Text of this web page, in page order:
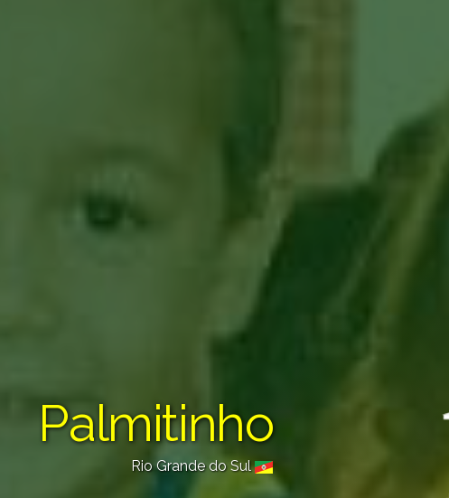
Palmitinho
Rio Grande do Sul